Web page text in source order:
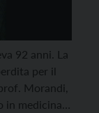
92 anni. La
per il
Morandi,
in medicina e